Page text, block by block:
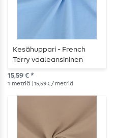
Kesähuppari - French
Terry vaaleansininen
15,59 € *
1 metriä | 15,59 € / metriä